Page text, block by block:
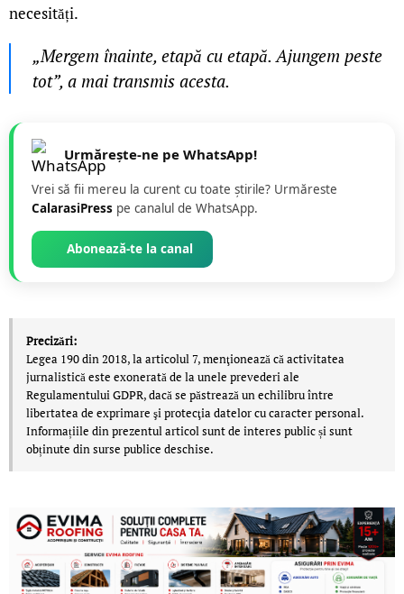
necesități.
„Mergem înainte, etapă cu etapă. Ajungem peste
tot”, a mai transmis acesta.
Urmărește-ne pe WhatsApp!
Vrei să fii mereu la curent cu toate știrile? Urmăreste
CalarasiPress pe canalul de WhatsApp.
Abonează-te la canal
Precizări:
Legea 190 din 2018, la articolul 7, menţionează că activitatea
jurnalistică este exonerată de la unele prevederi ale
Regulamentului GDPR, dacă se păstrează un echilibru între
libertatea de exprimare şi protecţia datelor cu caracter personal.
Informațiile din prezentul articol sunt de interes public și sunt
obținute din surse publice deschise.